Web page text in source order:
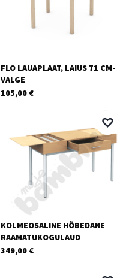
FLO LAUAPLAAT, LAIUS 71 CM-
VALGE
105,00 €
KOLMEOSALINE HÕBEDANE
RAAMATUKOGULAUD
349,00 €